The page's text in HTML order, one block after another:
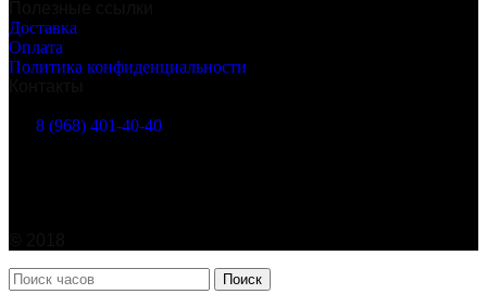
Доставка
Оплата
Политика конфиденциальности
8 (968) 401-40-40
Поиск